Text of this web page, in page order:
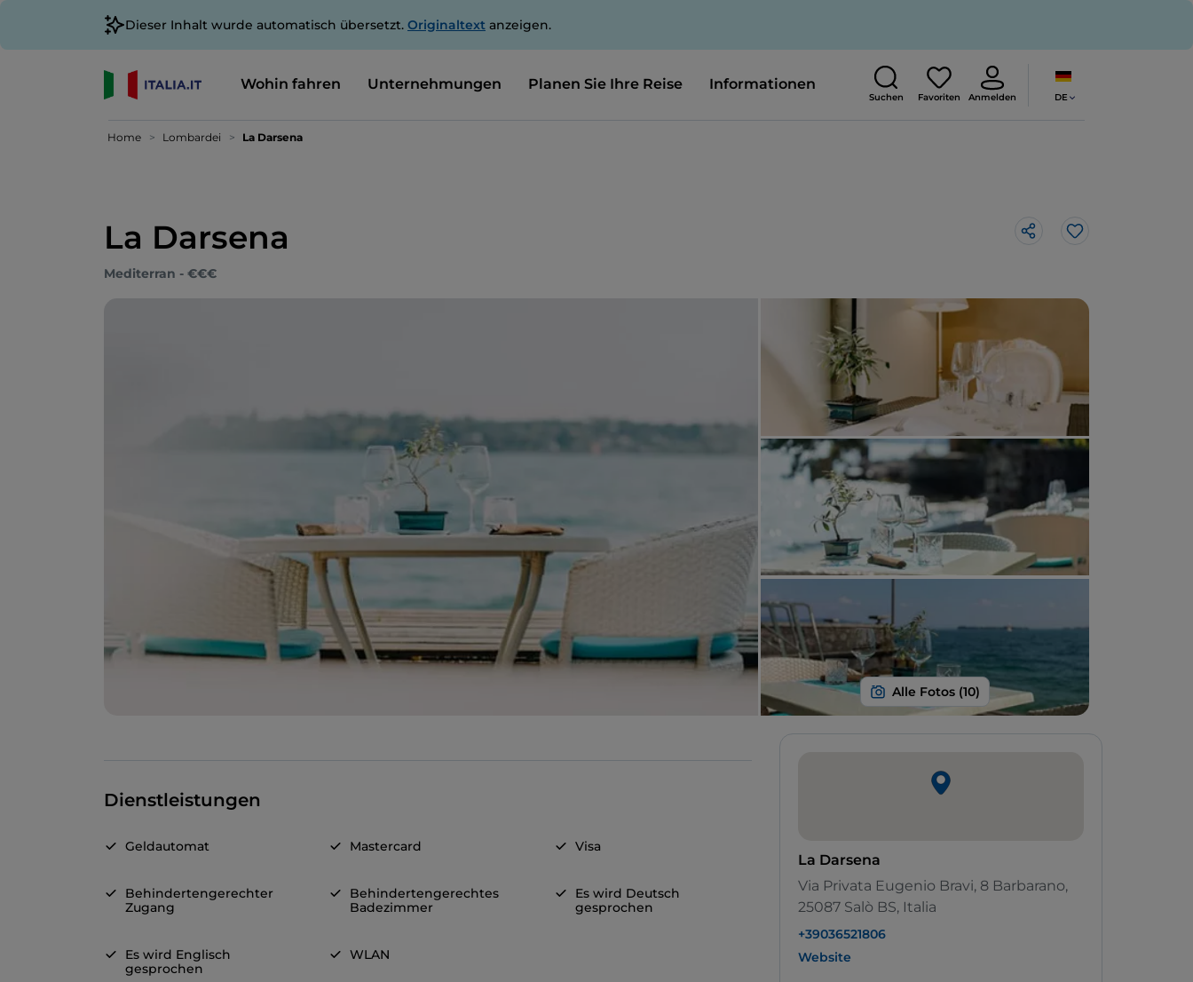
Dieser Inhalt wurde automatisch übersetzt. Originaltext anzeigen.
Wohin fahren Unternehmungen Planen Sie Ihre Reise Informationen
Suchen Favoriten Anmelden DE
Home Lombardei La Darsena
La Darsena Like
Mediterran - €€€
Dienstleistungen
Geldautomat Mastercard Visa
Behindertengerechter
Zugang
Behindertengerechtes
Badezimmer
Es wird Deutsch
gesprochen
Es wird Englisch
gesprochen
WLAN
La Darsena
Via Privata Eugenio Bravi, 8 Barbarano,
25087 Salò BS, Italia
+39036521806
Website